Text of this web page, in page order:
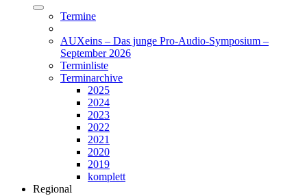
Termine
AUXeins – Das junge Pro-Audio-Symposium –
September 2026
Terminliste
Terminarchive
2025
2024
2023
2022
2021
2020
2019
komplett
Regional